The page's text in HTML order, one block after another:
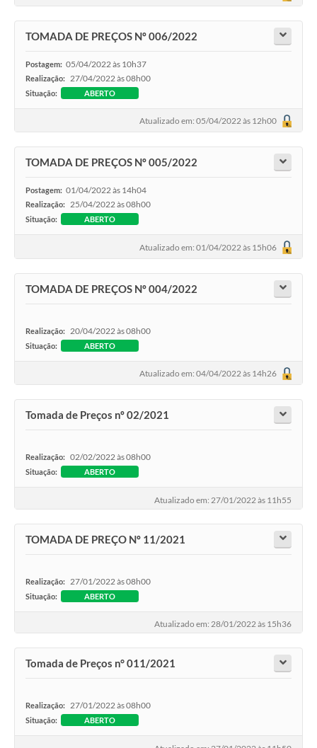
TOMADA DE PREÇOS Nº 006/2022
Postagem: 05/04/2022 às 10h37
Realização: 27/04/2022 às 08h00
Situação: ABERTO
Atualizado em: 05/04/2022 às 12h00
TOMADA DE PREÇOS Nº 005/2022
Postagem: 01/04/2022 às 14h04
Realização: 25/04/2022 às 08h00
Situação: ABERTO
Atualizado em: 01/04/2022 às 15h06
TOMADA DE PREÇOS Nº 004/2022
Realização: 20/04/2022 às 08h00
Situação: ABERTO
Atualizado em: 04/04/2022 às 14h26
Tomada de Preços nº 02/2021
Realização: 02/02/2022 às 08h00
Situação: ABERTO
Atualizado em: 27/01/2022 às 11h55
TOMADA DE PREÇO Nº 11/2021
Realização: 27/01/2022 às 08h00
Situação: ABERTO
Atualizado em: 28/01/2022 às 15h36
Tomada de Preços n° 011/2021
Realização: 27/01/2022 às 08h00
Situação: ABERTO